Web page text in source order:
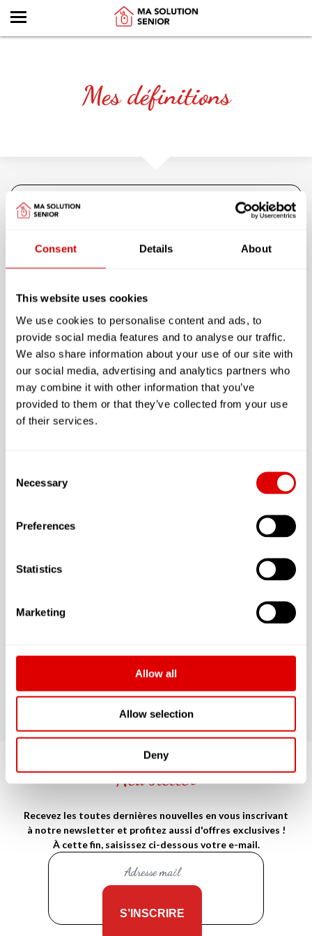
Consent Details About
This website uses cookies
We use cookies to personalise content and ads, to
provide social media features and to analyse our traffic.
We also share information about your use of our site with
our social media, advertising and analytics partners who
may combine it with other information that you’ve
provided to them or that they’ve collected from your use
of their services.
Selection
Necessary
Preferences
Statistics
Marketing
Allow all
Allow selection
Deny
Mes définitions
€€€ Réduction d’impôts
Le G.I.R. (Groupe Iso Ressources) ?
€€€ L'aide à domicile
€€€ L'Aide sociale à l'Hébergement (A.S.H.) ?
L'E.H.P.A.D.
Newsletter
Recevez les toutes dernières nouvelles en vous inscrivant
à notre newsletter et profitez aussi d'offres exclusives !
À cette fin, saisissez ci-dessous votre e-mail.